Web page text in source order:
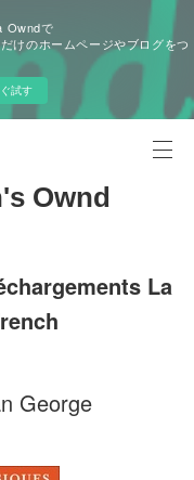
Owndで
けのホームページやブログをつ
試す
Ownd
La
George